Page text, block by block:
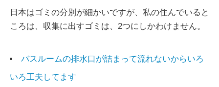
日本はゴミの分別が細かいですが、私の住んでいると
ころは、収集に出すゴミは、2つにしかわけません。
バスルームの排水口が詰まって流れないからいろ
いろ工夫してます